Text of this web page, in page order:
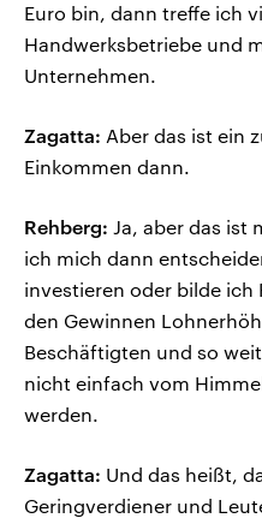
Euro bin, dann treffe ich
Handwerksbetriebe und
Unternehmen.
Zagatta: Aber das ist ein
Einkommen dann.
Rehberg: Ja, aber das ist
ich mich dann
investieren oder bilde ich
den Gewinnen
Beschäftigten und so
nicht einfach vom
werden.
Zagatta: Und das heißt,
Geringverdiener und